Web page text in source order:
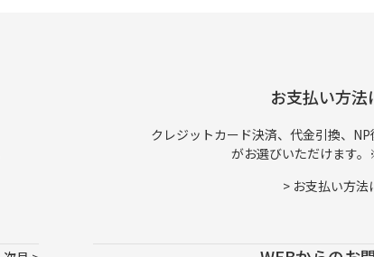
お支払い方法
クレジットカード決済、代金引換、
がお選びいただけます
> お支払い方法